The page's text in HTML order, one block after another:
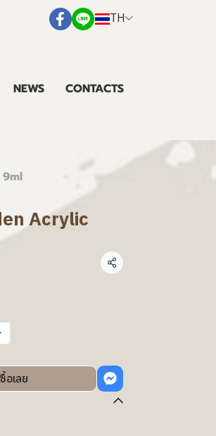
TH
NEWS CONTACTS
Acrylic
แชร์
ซื้อเลย